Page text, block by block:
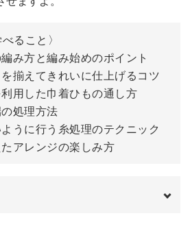
ること〉
み方と編み始めのポイント
揃えてきれいに仕上げるコツ
用した巾着ひもの通し方
処理方法
うに行う糸処理のテクニック
アレンジの楽しみ方